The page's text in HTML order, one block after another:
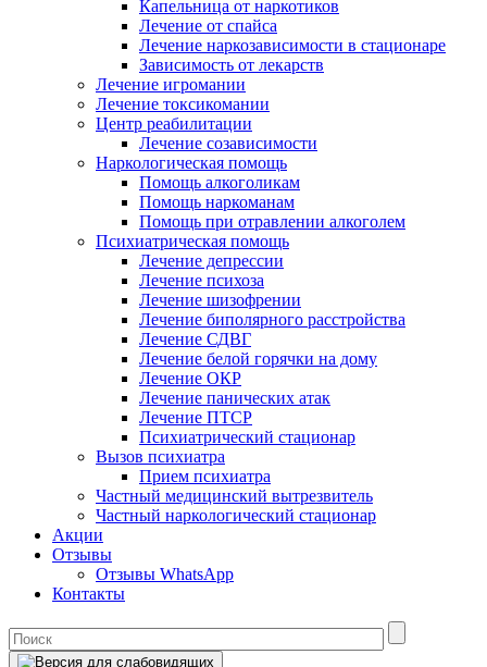
Капельница от наркотиков
Лечение от спайса
Лечение наркозависимости в стационаре
Зависимость от лекарств
Лечение игромании
Лечение токсикомании
Центр реабилитации
Лечение созависимости
Наркологическая помощь
Помощь алкоголикам
Помощь наркоманам
Помощь при отравлении алкоголем
Психиатрическая помощь
Лечение депрессии
Лечение психоза
Лечение шизофрении
Лечение биполярного расстройства
Лечение СДВГ
Лечение белой горячки на дому
Лечение ОКР
Лечение панических атак
Лечение ПТСР
Психиатрический стационар
Вызов психиатра
Прием психиатра
Частный медицинский вытрезвитель
Частный наркологический стационар
Акции
Отзывы
Отзывы WhatsApp
Контакты